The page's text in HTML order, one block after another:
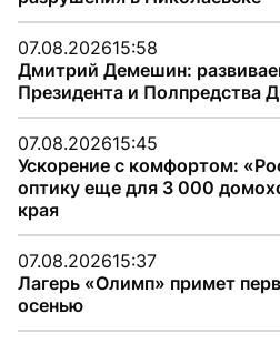
07.08.202615:58
Дмитрий Демешин:
Президента и Полпредства
07.08.202615:45
Ускорение с комфортом:
оптику еще для 3 000
края
07.08.202615:37
Лагерь «Олимп» примет
осенью